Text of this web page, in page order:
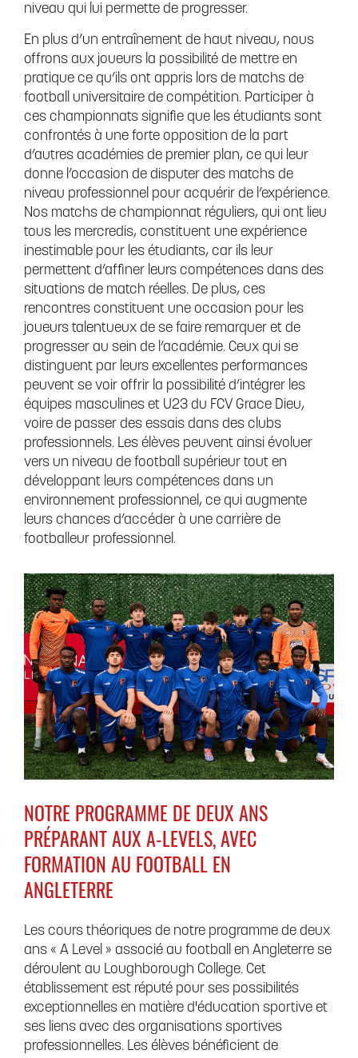
niveau qui lui permette de progresser.
En plus d’un entraînement de haut niveau, nous
offrons aux joueurs la possibilité de mettre en
pratique ce qu’ils ont appris lors de matchs de
football universitaire de compétition. Participer à
ces championnats signifie que les étudiants sont
confrontés à une forte opposition de la part
d’autres académies de premier plan, ce qui leur
donne l’occasion de disputer des matchs de
niveau professionnel pour acquérir de l’expérience.
Nos matchs de championnat réguliers, qui ont lieu
tous les mercredis, constituent une expérience
inestimable pour les étudiants, car ils leur
permettent d’affiner leurs compétences dans des
situations de match réelles. De plus, ces
rencontres constituent une occasion pour les
joueurs talentueux de se faire remarquer et de
progresser au sein de l’académie. Ceux qui se
distinguent par leurs excellentes performances
peuvent se voir offrir la possibilité d’intégrer les
équipes masculines et U23 du FCV Grace Dieu,
voire de passer des essais dans des clubs
professionnels. Les élèves peuvent ainsi évoluer
vers un niveau de football supérieur tout en
développant leurs compétences dans un
environnement professionnel, ce qui augmente
leurs chances d’accéder à une carrière de
footballeur professionnel.
NOTRE PROGRAMME DE DEUX ANS
PRÉPARANT AUX A-LEVELS, AVEC
FORMATION AU FOOTBALL EN
ANGLETERRE
Les cours théoriques de notre programme de deux
ans « A Level » associé au football en Angleterre se
déroulent au Loughborough College. Cet
établissement est réputé pour ses possibilités
exceptionnelles en matière d'éducation sportive et
ses liens avec des organisations sportives
professionnelles. Les élèves bénéficient de